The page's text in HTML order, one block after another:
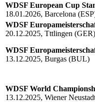
WDSF European Cup
18.01.2026, Barcelona
WDSF
20.12.2025, Tttlingen (GER)
WDSF
13.12.2025, Burgas (BUL)
WDSF World
13.12.2025, Wiener